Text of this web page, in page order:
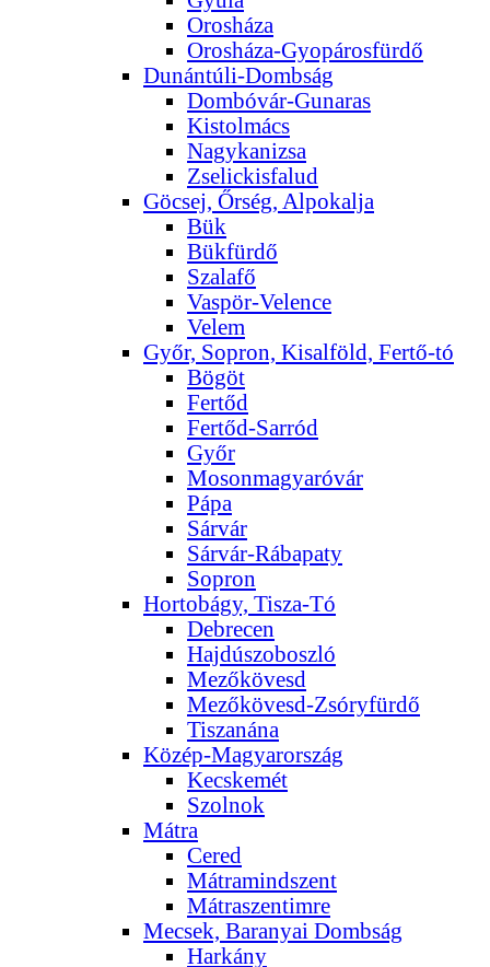
Orosháza
Orosháza-Gyopárosfürdő
Dunántúli-Dombság
Dombóvár-Gunaras
Kistolmács
Nagykanizsa
Zselickisfalud
Göcsej, Őrség, Alpokalja
Bük
Bükfürdő
Szalafő
Vaspör-Velence
Velem
Győr, Sopron, Kisalföld, Fertő-tó
Bögöt
Fertőd
Fertőd-Sarród
Győr
Mosonmagyaróvár
Pápa
Sárvár
Sárvár-Rábapaty
Sopron
Hortobágy, Tisza-Tó
Debrecen
Hajdúszoboszló
Mezőkövesd
Mezőkövesd-Zsóryfürdő
Tiszanána
Közép-Magyarország
Kecskemét
Szolnok
Mátra
Cered
Mátramindszent
Mátraszentimre
Mecsek, Baranyai Dombság
Harkány